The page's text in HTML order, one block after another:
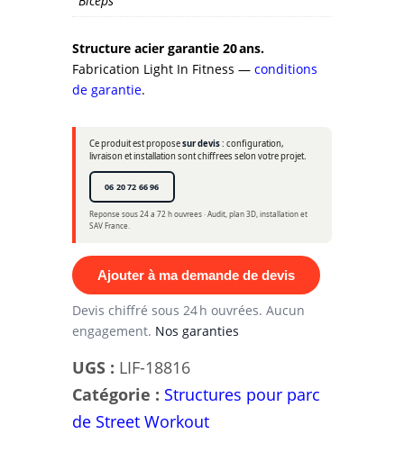
Structure acier garantie 20 ans.
Fabrication Light In Fitness — conditions
de garantie.
Ce produit est proposesur devis: configuration,
livraison et installation sont chiffrees selon votre projet.
06 20 72 66 96
Reponse sous 24 a 72 h ouvrees · Audit, plan 3D, installation et
SAV France.
Ajouter à ma demande de devis
Devis chiffré sous 24 h ouvrées. Aucun
engagement. Nos garanties
UGS : LIF-18816
Catégorie : Structures pour parc
de Street Workout